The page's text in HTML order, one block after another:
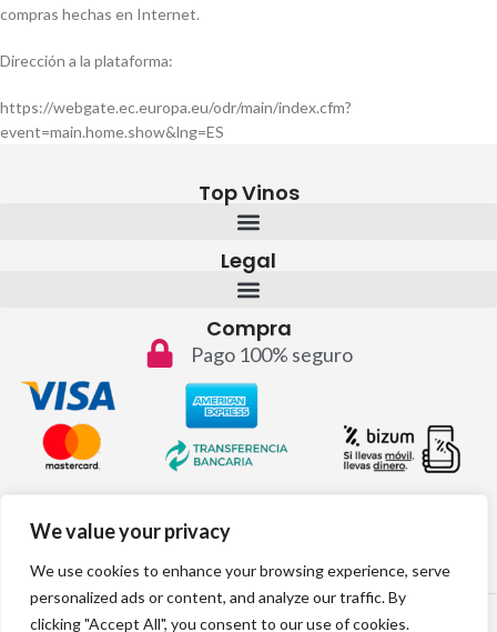
We value your privacy
We use cookies to enhance your browsing experience, serve
personalized ads or content, and analyze our traffic. By
clicking "Accept All", you consent to our use of cookies.
compras hechas en Internet.
Dirección a la plataforma:
https://webgate.ec.europa.eu/odr/main/index.cfm?
event=main.home.show&lng=ES
Top Vinos
Legal
Compra
Pago 100% seguro
info@topvinos.com
2024 © Todos los derechos reservados